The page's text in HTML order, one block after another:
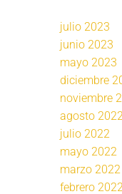
julio 2023
junio 2023
mayo 2023
diciembre
noviembre
agosto
julio 2022
mayo 2022
marzo 2022
febrero